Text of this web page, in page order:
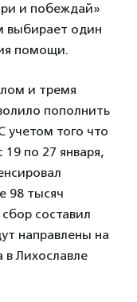
и побеждай»
выбирает один
помощи.
и тремя
пополнить
учетом того что
по 27 января,
98 тысяч
составил
направлены на
в Лихославле